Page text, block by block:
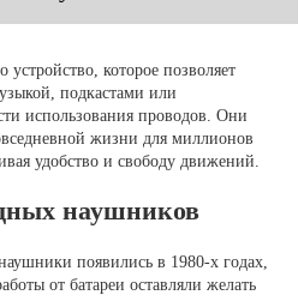
которое позволяет
подкастами или
использования проводов. Они
жизни для миллионов
удобство и свободу движений.
наушников
появились в 1980-х годах,
от батареи оставляли желать